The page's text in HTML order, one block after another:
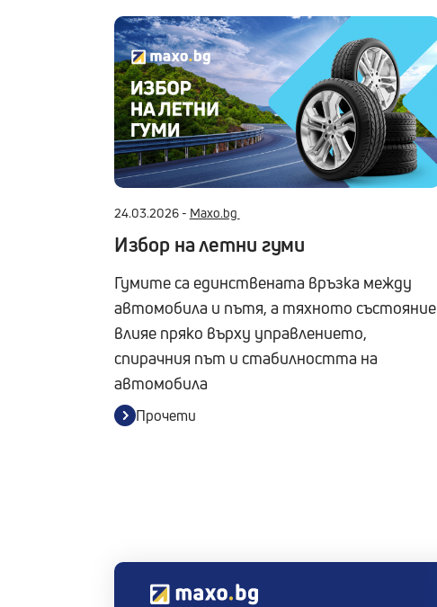
24.03.2026 - Maxo.bg
Избор на летни гуми
Гумите са единствената връзка между
автомобила и пътя, а тяхното състояние
влияе пряко върху управлението,
спирачния път и стабилността на
автомобила
Прочети